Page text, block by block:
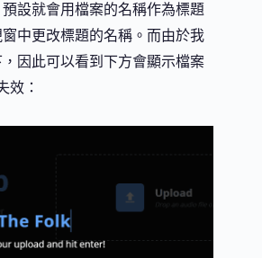
設就會用檔案的名稱作為標題
中更改標題的名稱。而由於我
因此可以看到下方會顯示檔案
效：